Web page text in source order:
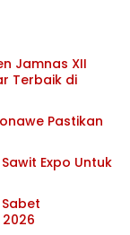
Jamnas XII
Terbaik di
Pastikan
Expo Untuk